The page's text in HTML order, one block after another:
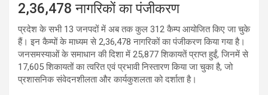
2,36,478 नागरिकों का पंजीकरण
प्रदेश के सभी 13 जनपदों में अब तक कुल 312 कैम्प आयोजित किए जा चुके
हैं। इन कैम्पों के माध्यम से 2,36,478 नागरिकों का पंजीकरण किया गया है।
जनसमस्याओं के समाधान की दिशा में 25,877 शिकायतें प्राप्त हुईं, जिनमें से
17,605 शिकायतों का त्वरित एवं प्रभावी निस्तारण किया जा चुका है, जो
प्रशासनिक संवेदनशीलता और कार्यकुशलता को दर्शाता है।